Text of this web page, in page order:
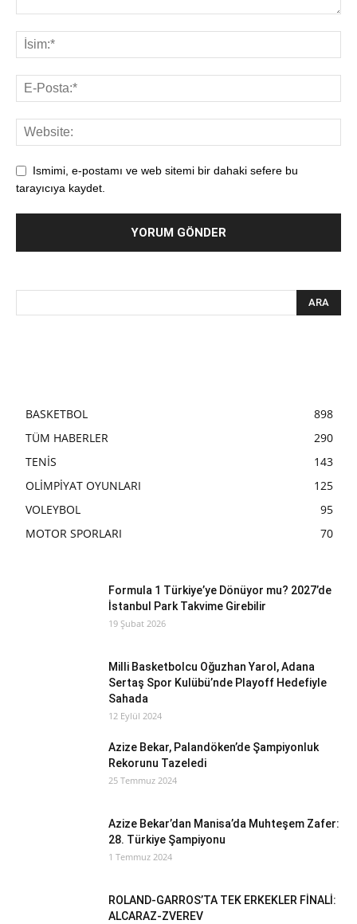
Ismimi, e-postamı ve web sitemi bir dahaki sefere bu
tarayıcıya kaydet.
BASKETBOL
898
TÜM HABERLER
290
TENİS
143
OLİMPİYAT OYUNLARI
125
VOLEYBOL
95
MOTOR SPORLARI
70
Formula 1 Türkiye’ye Dönüyor mu? 2027’de
İstanbul Park Takvime Girebilir
19 Şubat 2026
Milli Basketbolcu Oğuzhan Yarol, Adana
Sertaş Spor Kulübü’nde Playoff Hedefiyle
Sahada
12 Eylül 2024
Azize Bekar, Palandöken’de Şampiyonluk
Rekorunu Tazeledi
25 Temmuz 2024
Azize Bekar’dan Manisa’da Muhteşem Zafer:
28. Türkiye Şampiyonu
1 Temmuz 2024
ROLAND-GARROS’TA TEK ERKEKLER FİNALİ:
ALCARAZ-ZVEREV